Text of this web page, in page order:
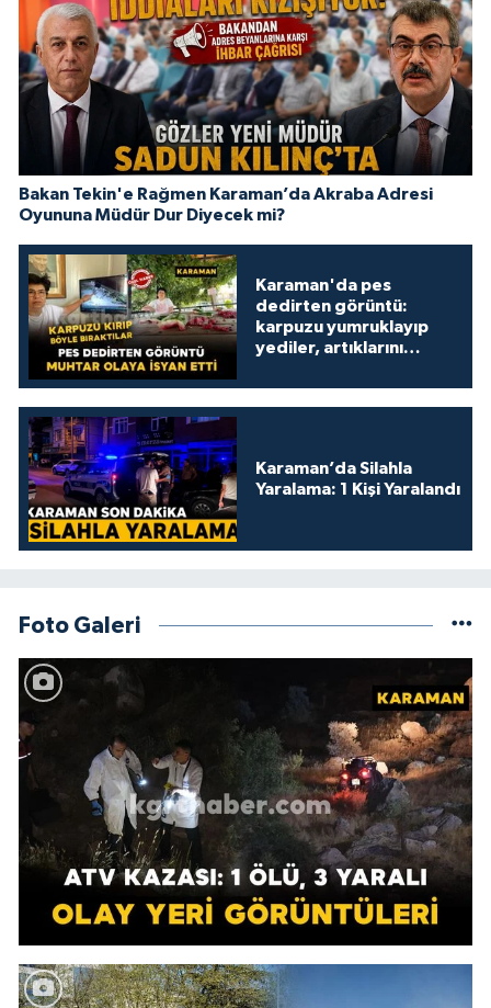
Bakan Tekin'e Rağmen Karaman’da Akraba Adresi
Oyununa Müdür Dur Diyecek mi?
Karaman'da pes
dedirten görüntü:
karpuzu yumruklayıp
yediler, artıklarını
Karaman’da Silahla
Yaralama: 1 Kişi Yaralandı
Foto Galeri